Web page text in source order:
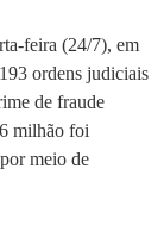
feira (24/7), em
ordens judiciais
de fraude
milhão foi
meio de